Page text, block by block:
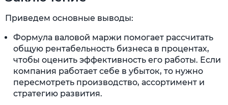
Приведем основные выводы:
Формула валовой маржи помогает рассчитать
общую рентабельность бизнеса в процентах,
чтобы оценить эффективность его работы. Если
компания работает себе в убыток, то нужно
пересмотреть производство, ассортимент и
стратегию развития.